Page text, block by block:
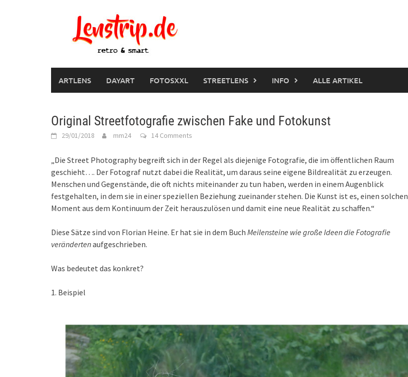
ARTLENS DAYART FOTOSXXL STREETLENS INFO ALLE ARTIKEL
Original Streetfotografie zwischen Fake und Fotokunst
29/01/2018 mm24 14 Comments
„Die Street Photography begreift sich in der Regel als diejenige Fotografie, die im öffentlichen Raum
geschieht…. Der Fotograf nutzt dabei die Realität, um daraus seine eigene Bildrealität zu erzeugen.
Menschen und Gegenstände, die oft nichts miteinander zu tun haben, werden in einem Augenblick
festgehalten, in dem sie in einer speziellen Beziehung zueinander stehen. Die Kunst ist es, einen solchen
Moment aus dem Kontinuum der Zeit herauszulösen und damit eine neue Realität zu schaffen.“
Diese Sätze sind von Florian Heine. Er hat sie in dem Buch Meilensteine wie große Ideen die Fotografie
verändertenaufgeschrieben.
Was bedeutet das konkret?
1. Beispiel